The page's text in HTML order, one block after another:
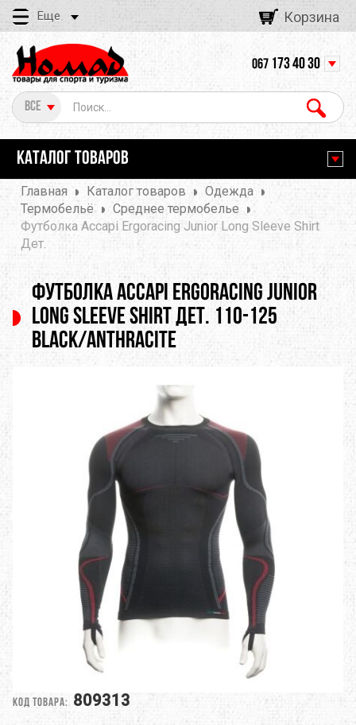
Еще Корзина
Все
067 173 40 30
КАТАЛОГ ТОВАРОВ
Главная Каталог товаров
Одежда
Термобельё
Среднее термобелье
Футболка Accapi Ergoracing Junior Long Sleeve Shirt
Дет.
Футболка Accapi Ergoracing Junior
Long Sleeve Shirt Дет. 110-125
black/anthracite
Код товара: 809313